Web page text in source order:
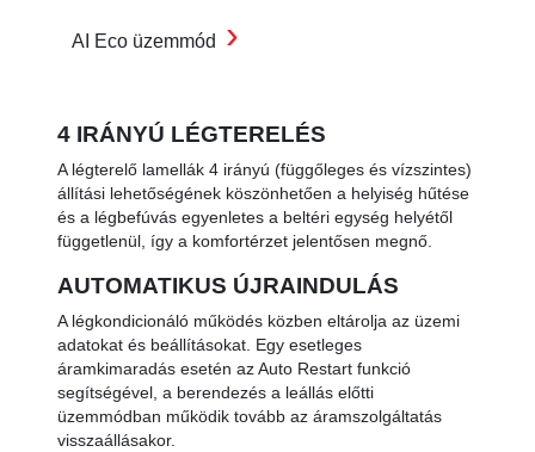
AI Eco üzemmód ›
4 IRÁNYÚ LÉGTERELÉS
A légterelő lamellák 4 irányú (függőleges és vízszintes)
állítási lehetőségének köszönhetően a helyiség hűtése
és a légbefúvás egyenletes a beltéri egység helyétől
függetlenül, így a komfortérzet jelentősen megnő.
AUTOMATIKUS ÚJRAINDULÁS
A légkondicionáló működés közben eltárolja az üzemi
adatokat és beállításokat. Egy esetleges
áramkimaradás esetén az Auto Restart funkció
segítségével, a berendezés a leállás előtti
üzemmódban működik tovább az áramszolgáltatás
visszaállásakor.